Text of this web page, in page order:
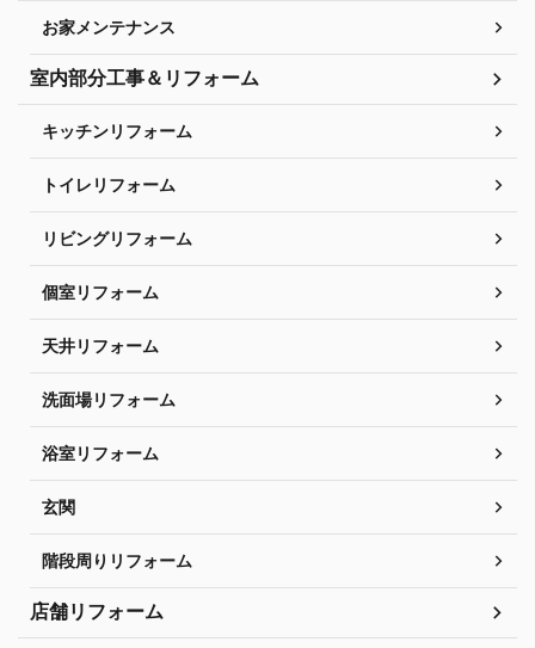
お家メンテナンス
室内部分工事＆リフォーム
キッチンリフォーム
トイレリフォーム
リビングリフォーム
個室リフォーム
天井リフォーム
洗面場リフォーム
浴室リフォーム
玄関
階段周りリフォーム
店舗リフォーム